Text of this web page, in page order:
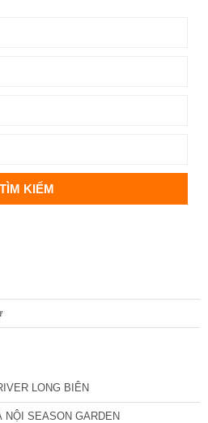
LONG BIÊN
NỘI SEASON GARDEN